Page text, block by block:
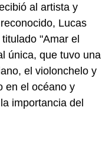
al artista y
Lucas
"Amar el
única, que tuvo una
el violonchelo y
en el océano y
importancia del